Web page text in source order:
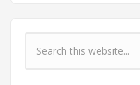
Форма поиска